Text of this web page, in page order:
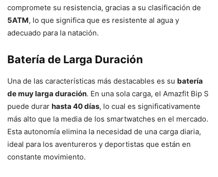
compromete su resistencia, gracias a su clasificación de
5ATM, lo que significa que es resistente al agua y
adecuado para la natación.
Batería de Larga Duración
Una de las características más destacables es su batería
de muy larga duración. En una sola carga, el Amazfit Bip S
puede durar hasta 40 días, lo cual es significativamente
más alto que la media de los smartwatches en el mercado.
Esta autonomía elimina la necesidad de una carga diaria,
ideal para los aventureros y deportistas que están en
constante movimiento.